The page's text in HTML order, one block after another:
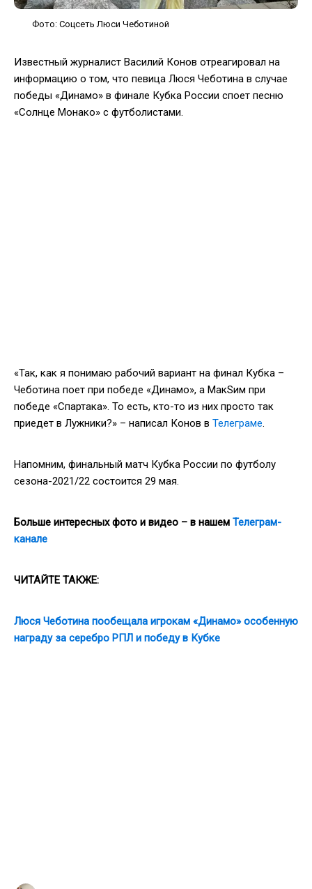
Фото: Соцсеть Люси Чеботиной
Известный журналист Василий Конов отреагировал на
информацию о том, что певица Люся Чеботина в случае
победы «Динамо» в финале Кубка России споет песню
«Солнце Монако» с футболистами.
«Так, как я понимаю рабочий вариант на финал Кубка –
Чеботина поет при победе «Динамо», а МакSим при
победе «Спартака». То есть, кто-то из них просто так
приедет в Лужники?» – написал Конов в Телеграме.
Напомним, финальный матч Кубка России по футболу
сезона-2021/22 состоится 29 мая.
Больше интересных фото и видео – в нашем Телеграм-
канале
ЧИТАЙТЕ ТАКЖЕ:
Люся Чеботина пообещала игрокам «Динамо» особенную
награду за серебро РПЛ и победу в Кубке